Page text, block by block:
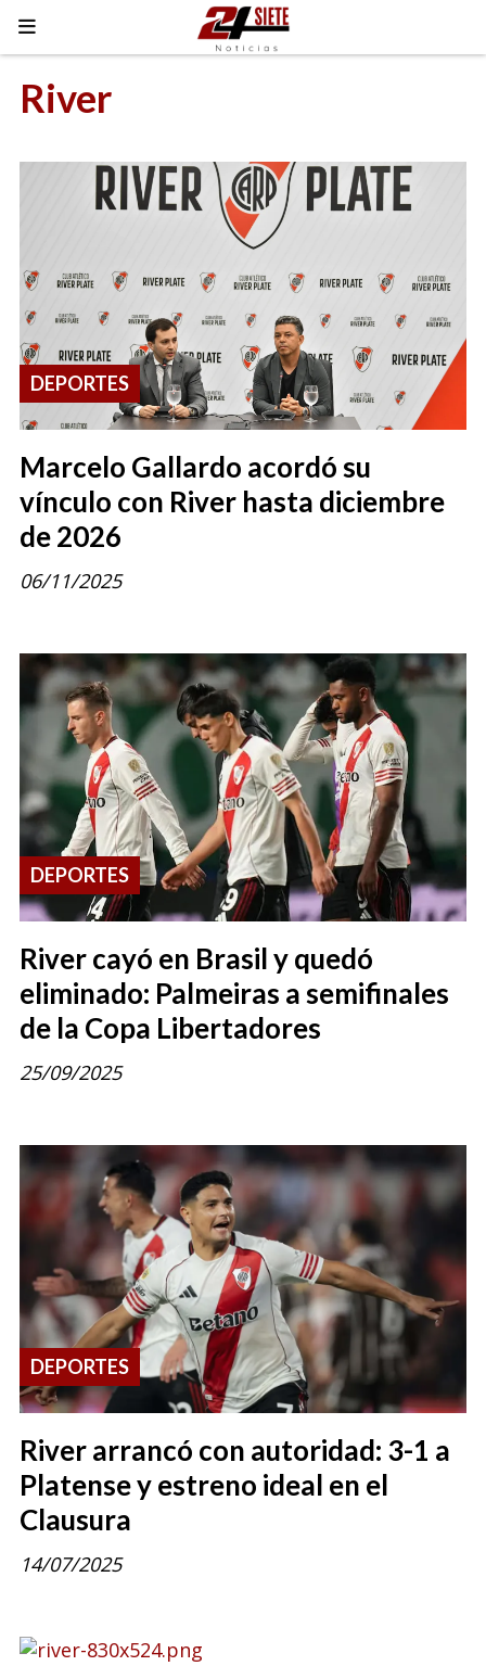
River
Marcelo Gallardo acordó su
vínculo con River hasta diciembre
de 2026
DEPORTES
06/11/2025
River cayó en Brasil y quedó
eliminado: Palmeiras a semifinales
de la Copa Libertadores
DEPORTES
25/09/2025
River arrancó con autoridad: 3-1 a
Platense y estreno ideal en el
Clausura
DEPORTES
14/07/2025